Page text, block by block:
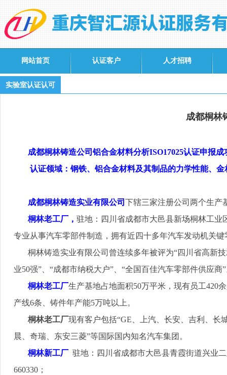
网站首页 认证客户 人才招聘
实验室认证认可
成都桐林
成都桐林铸造公司铝合金材料分析ISO17025认证申报成
认证领域：钢铁、铝合金材料及其制品的力学性能、
成都桐林铸造实业有限公司下辖三家注册公司两个生产
桐林老工厂，驻地：四川省成都市大邑县新场桐林工业
专业从事汽车零部件制造，拥有近四十多年汽车发动机关
桐林铸造实业有限公司曾连续多年被评为“四川省高新
业50强”、“成都市纳税大户”、“全国百佳汽车零部件供应商
桐林老工厂生产基地占地面积50万平米，现有员工420
产线6条、铸件年产能5万吨以上。
桐林老工厂现有客户包括“GE 、上汽、长安、吉利、长
晨、奇瑞、东安三菱”等国际国内知名汽车集团。
桐林新工厂 驻地：四川省成都市大邑县青霞街道兴业
660330 ；